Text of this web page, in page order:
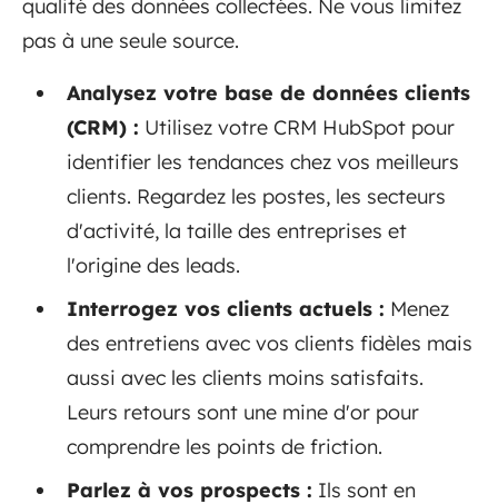
qualité des données collectées. Ne vous limitez
pas à une seule source.
Analysez votre base de données clients
(CRM) : Utilisez votre CRM HubSpot pour
identifier les tendances chez vos meilleurs
clients. Regardez les postes, les secteurs
d'activité, la taille des entreprises et
l'origine des leads.
Interrogez vos clients actuels : Menez
des entretiens avec vos clients fidèles mais
aussi avec les clients moins satisfaits.
Leurs retours sont une mine d'or pour
comprendre les points de friction.
Parlez à vos prospects : Ils sont en